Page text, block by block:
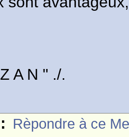
A N " ./.
Rèpondre à ce